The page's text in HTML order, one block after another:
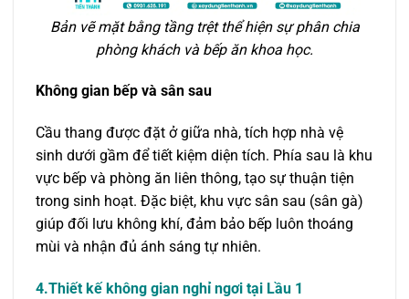
Bản vẽ mặt bằng tầng trệt thể hiện sự phân chia
phòng khách và bếp ăn khoa học.
Không gian bếp và sân sau
Cầu thang được đặt ở giữa nhà, tích hợp nhà vệ
sinh dưới gầm để tiết kiệm diện tích. Phía sau là khu
vực bếp và phòng ăn liên thông, tạo sự thuận tiện
trong sinh hoạt. Đặc biệt, khu vực sân sau (sân gà)
giúp đối lưu không khí, đảm bảo bếp luôn thoáng
mùi và nhận đủ ánh sáng tự nhiên.
4.Thiết kế không gian nghỉ ngơi tại Lầu 1